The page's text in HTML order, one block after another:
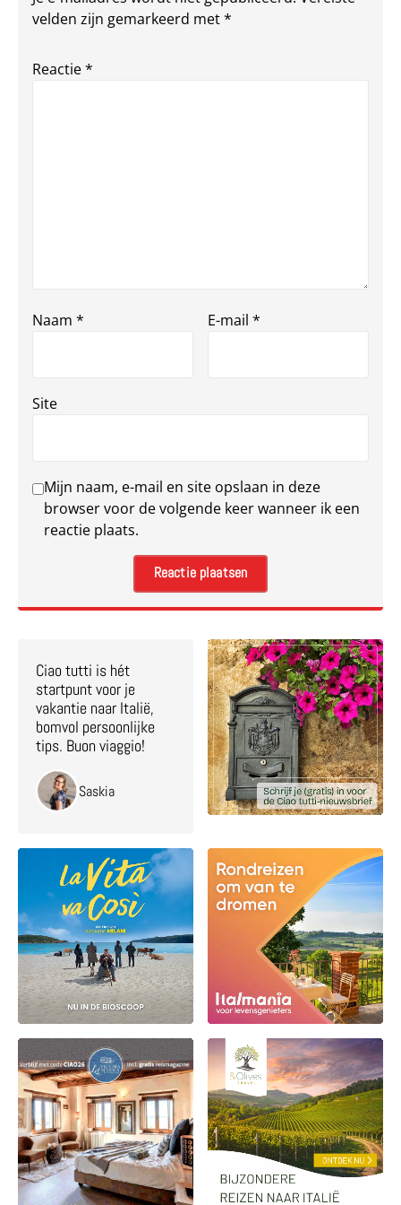
velden zijn gemarkeerd met*
Reactie*
Naam * E-mail *
Site
Mijn naam, e-mail en site opslaan in deze
browser voor de volgende keer wanneer ik een
reactie plaats.
Ciao tutti is hét
startpunt voor je
vakantie naar Italië,
bomvol persoonlijke
tips. Buon viaggio!
Saskia